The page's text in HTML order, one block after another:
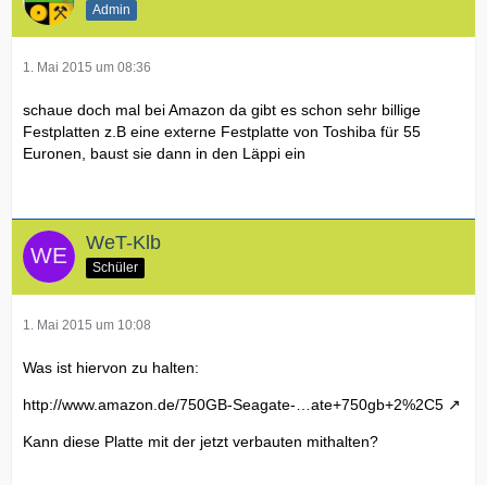
Admin
1. Mai 2015 um 08:36
schaue doch mal bei Amazon da gibt es schon sehr billige
Festplatten z.B eine externe Festplatte von Toshiba für 55
Euronen, baust sie dann in den Läppi ein
WeT-Klb
Schüler
1. Mai 2015 um 10:08
Was ist hiervon zu halten:
http://www.amazon.de/750GB-Seagate-…ate+750gb+2%2C5
Kann diese Platte mit der jetzt verbauten mithalten?